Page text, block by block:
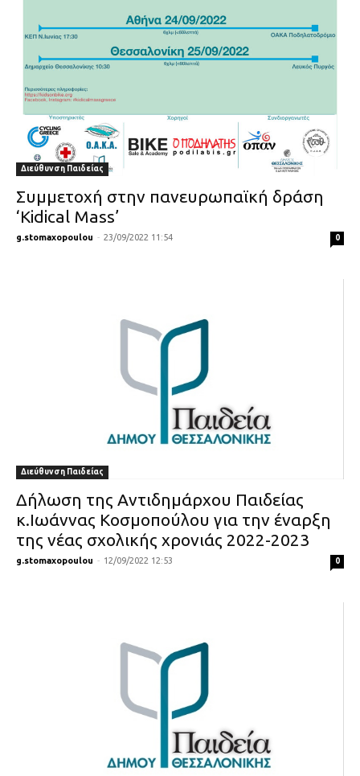
Διεύθυνση Παιδείας
Συμμετοχή στην πανευρωπαϊκή δράση
‘Kidical Mass’
g.stomaxopoulou - 23/09/2022 11:54 0
Διεύθυνση Παιδείας
Δήλωση της Αντιδημάρχου Παιδείας
κ.Ιωάννας Κοσμοπούλου για την έναρξη
της νέας σχολικής χρονιάς 2022-2023
g.stomaxopoulou - 12/09/2022 12:53 0